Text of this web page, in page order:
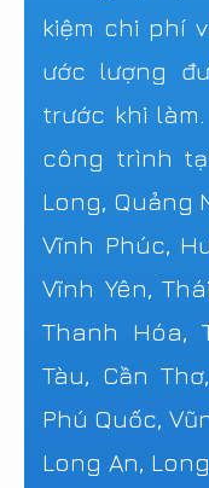
kiệm chi phí
ước lượng
trước khi
công trình
Long, Quảng
Vĩnh Phúc,
Vĩnh Yên,
Thanh Hóa,
Tàu, Cần
Phú Quốc,
Long An,